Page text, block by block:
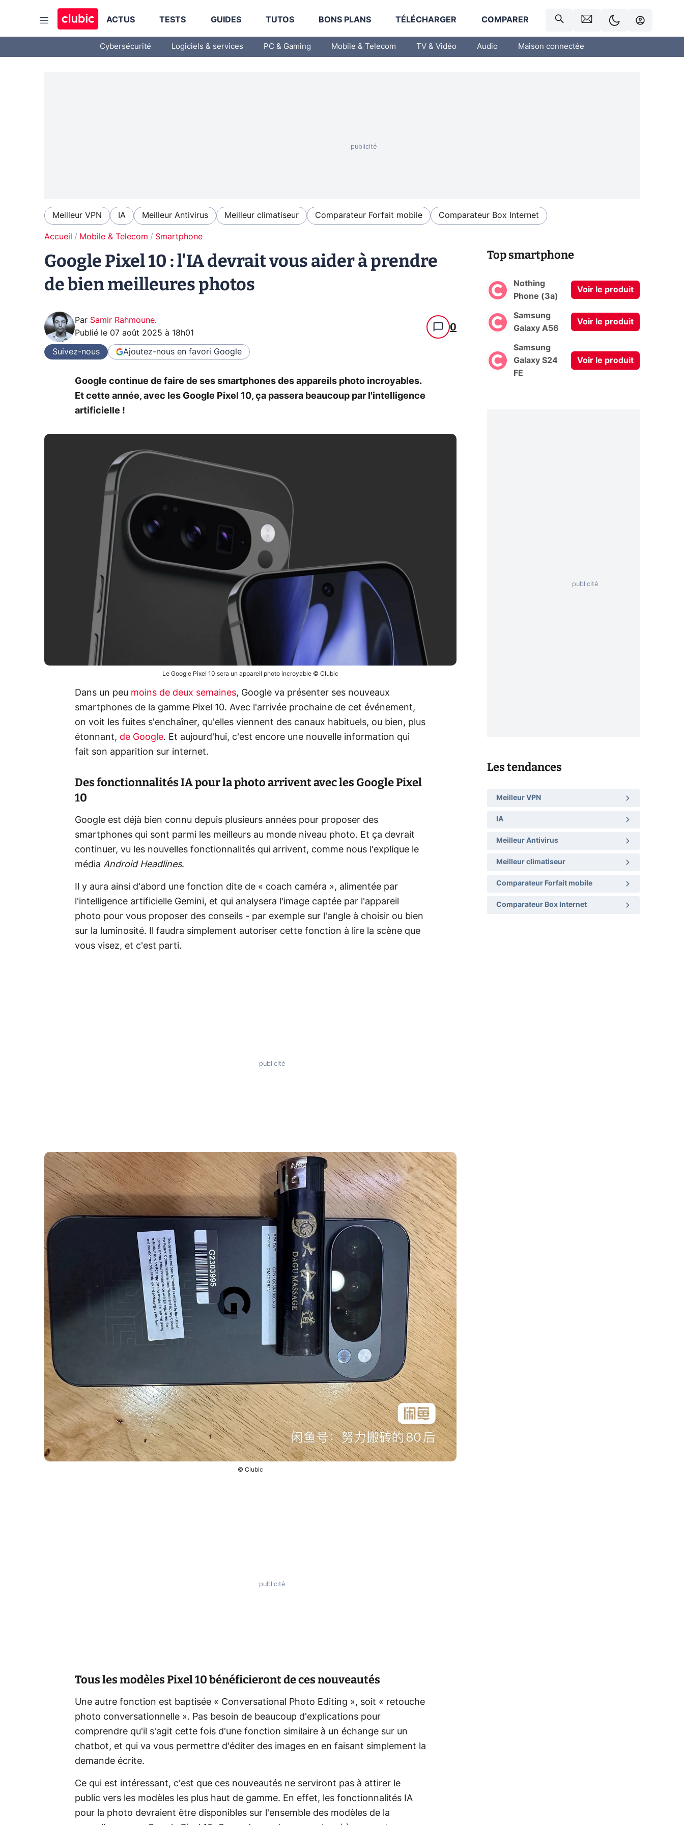
ACTUS TESTS GUIDES TUTOS BONS PLANS TÉLÉCHARGER COMPARER
Cybersécurité Logiciels & services PC & Gaming Mobile & Telecom TV & Vidéo Audio Maison connectée
Meilleur VPN IA Meilleur Antivirus Meilleur climatiseur Comparateur Forfait mobile Comparateur Box Internet
Accueil Mobile & Telecom Smartphone
Google Pixel 10 : l'IA devrait vous aider à prendre
de bien meilleures photos
Par Samir Rahmoune.
Publié le 07 août 2025 à 18h01 0
Suivez-nous Ajoutez-nous en favori Google
Google continue de faire de ses smartphones des appareils photo incroyables.
Et cette année, avec les Google Pixel 10, ça passera beaucoup par l'intelligence
artificielle !
Le Google Pixel 10 sera un appareil photo incroyable © Clubic
Dans un peu moins de deux semaines, Google va présenter ses nouveaux
smartphones de la gamme Pixel 10. Avec l'arrivée prochaine de cet événement,
on voit les fuites s'enchaîner, qu'elles viennent des canaux habituels, ou bien, plus
étonnant, de Google. Et aujourd'hui, c'est encore une nouvelle information qui
fait son apparition sur internet.
Des fonctionnalités IA pour la photo arrivent avec les Google Pixel
10
Google est déjà bien connu depuis plusieurs années pour proposer des
smartphones qui sont parmi les meilleurs au monde niveau photo. Et ça devrait
continuer, vu les nouvelles fonctionnalités qui arrivent, comme nous l'explique le
média Android Headlines.
Il y aura ainsi d'abord une fonction dite de « coach caméra », alimentée par
l'intelligence artificielle Gemini, et qui analysera l'image captée par l'appareil
photo pour vous proposer des conseils - par exemple sur l'angle à choisir ou bien
sur la luminosité. Il faudra simplement autoriser cette fonction à lire la scène que
vous visez, et c'est parti.
© Clubic
Tous les modèles Pixel 10 bénéficieront de ces nouveautés
Une autre fonction est baptisée « Conversational Photo Editing », soit « retouche
photo conversationnelle ». Pas besoin de beaucoup d'explications pour
comprendre qu'il s'agit cette fois d'une fonction similaire à un échange sur un
chatbot, et qui va vous permettre d'éditer des images en en faisant simplement la
demande écrite.
Ce qui est intéressant, c'est que ces nouveautés ne serviront pas à attirer le
public vers les modèles les plus haut de gamme. En effet, les fonctionnalités IA
pour la photo devraient être disponibles sur l'ensemble des modèles de la
Top smartphone
Nothing
Phone (3a)
Voir le produit
Samsung
Galaxy A56
Voir le produit
Samsung
Galaxy S24
FE
Voir le produit
Les tendances
Meilleur VPN
IA
Meilleur Antivirus
Meilleur climatiseur
Comparateur Forfait mobile
Comparateur Box Internet